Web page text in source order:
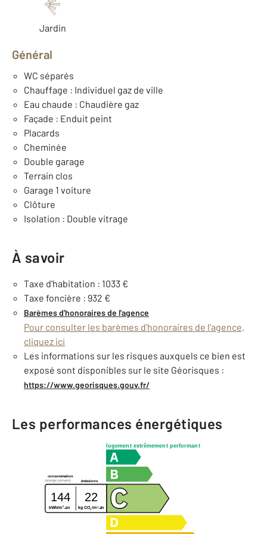
Jardin
Général
WC séparés
Chauffage : Individuel gaz de ville
Eau chaude : Chaudière gaz
Façade : Enduit peint
Placards
Cheminée
Double garage
Terrain clos
Garage 1 voiture
Clôture
Isolation : Double vitrage
À savoir
Taxe d'habitation : 1033 €
Taxe foncière : 932 €
Barèmes d'honoraires de l'agence
Pour consulter les barèmes d'honoraires de l'agence,
cliquez ici
Les informations sur les risques auxquels ce bien est
exposé sont disponibles sur le site Géorisques :
https://www.georisques.gouv.fr/
Les performances énergétiques
logement extrêmement performant
consommation
émissions
(énergie primaire)
144 22
kWh/m 2 .an kg CO2/m2.an